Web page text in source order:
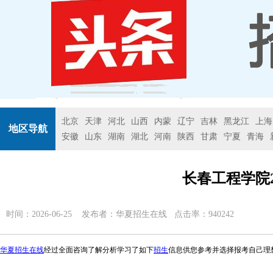
地区导航
北京 天津 河北 山西 内蒙 辽宁 吉林 黑龙江
上海
安徽
山东 湖南 湖北 河南 陕西 甘肃 宁夏 青海
长春工程学
时间：2026-06-25 发布者： 华夏招生在线 点击率：940242
华夏招生在线经过全面咨询了解分析学习了如下招生信息供您参考并选择报考自己理